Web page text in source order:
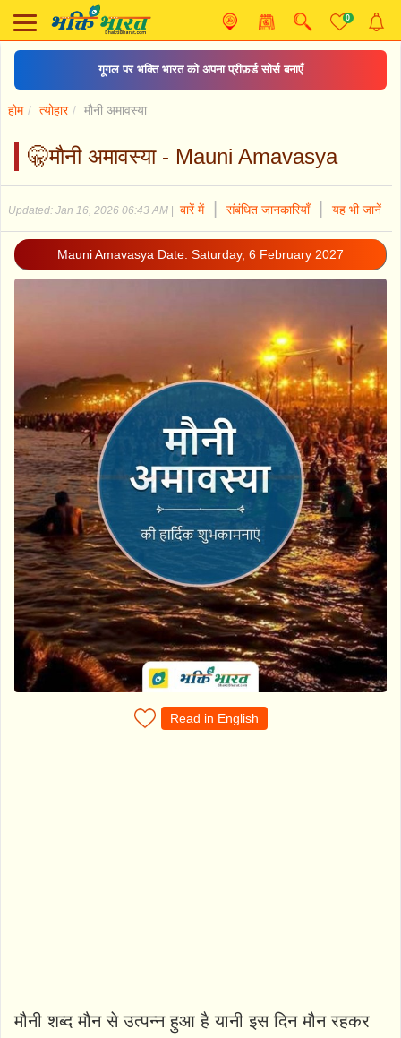
0
गूगल पर भक्ति भारत को अपना प्रीफ़र्ड सोर्स बनाएँ
होम त्योहार मौनी अमावस्या
🤫मौनी अमावस्या - Mauni Amavasya
Updated: Jan 16, 2026 06:43 AM बारें में संबंधित जानकारियाँ यह भी जानें
Mauni Amavasya Date: Saturday, 6 February 2027
Read in English
मौनी शब्द मौन से उत्पन्न हुआ है यानी इस दिन मौन रहकर